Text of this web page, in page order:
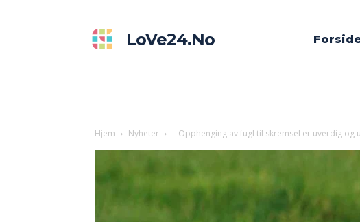
LoVe24.no
Hjem Nyheter – Opphenging av fugl til skremsel er uverdig og